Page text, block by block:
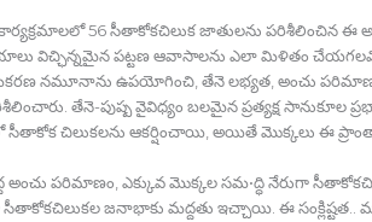
కార్యక్రమాలలో 56 సీతాకోకచిలుక జాతులను పరిశీలించిన ఈ
విచ్ఛిన్నమైన పట్టణ ఆవాసాలను ఎలా మిళితం చేయగలవో
నమూనాను ఉపయోగించి, తేనె లభ్యత, అంచు
తేనె-పుష్ప వైవిధ్యం బలమైన ప్రత్యక్ష సానుకూల
సీతాకోక చిలుకలను ఆకర్షించాయి, అయితే మొక్కలు ఈ
అంచు పరిమాణం, ఎక్కువ మొక్కల సమ•ద్ధి నేరుగా
జనాభాకు మద్దతు ఇచ్చాయి. ఈ సంక్లిష్టత..